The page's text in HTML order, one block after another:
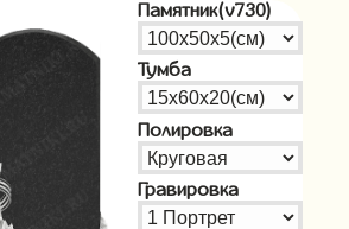
Памятник(v730)
Тумба
Полировка
Гравировка